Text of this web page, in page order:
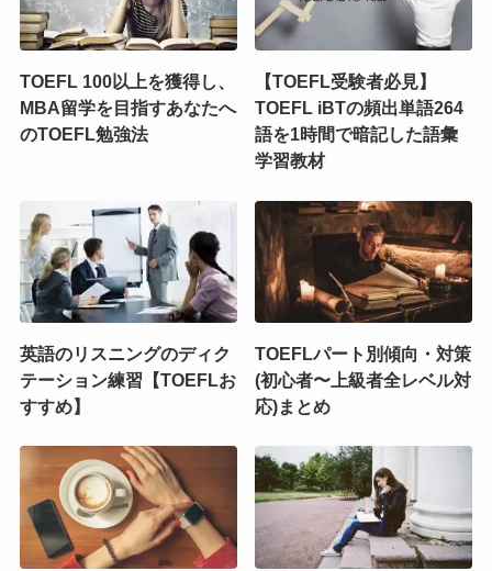
TOEFL 100以上を獲得し、
MBA留学を目指すあなたへ
のTOEFL勉強法
【TOEFL受験者必見】
TOEFL iBTの頻出単語264
語を1時間で暗記した語彙
学習教材
英語のリスニングのディク
テーション練習【TOEFLお
すすめ】
TOEFLパート別傾向・対策
(初心者〜上級者全レベル対
応)まとめ